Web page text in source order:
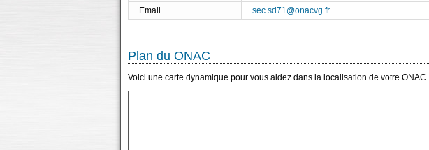
Email
sec.sd71@onacvg.fr
Plan du ONAC
Voici une carte dynamique pour vous aidez dans la localisation de votre ONAC.